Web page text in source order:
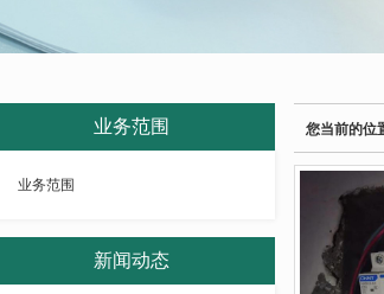
您当前的位
业务范围
业务范围
新闻动态